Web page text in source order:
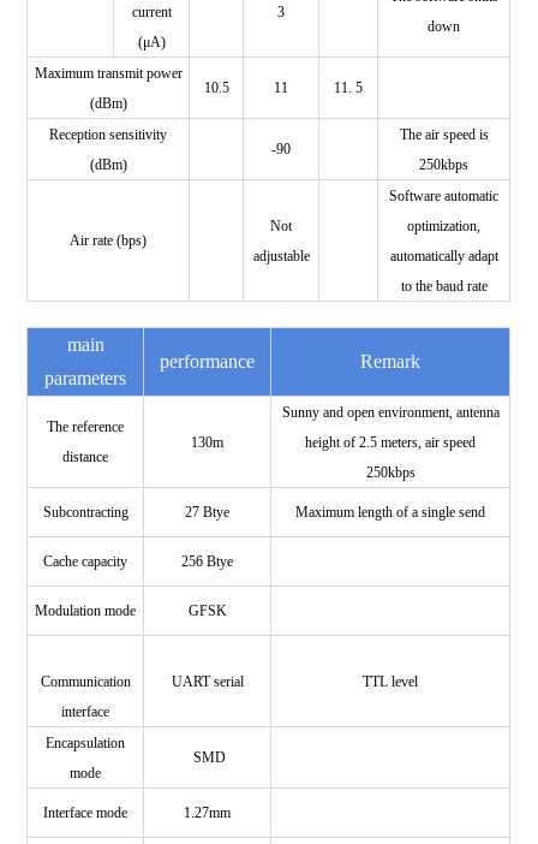
current
(μA)
3
down
Maximum transmit power
(dBm)
10.5 11 11. 5
Reception sensitivity
(dBm)
-90
The air speed is
250kbps
Air rate (bps)
Not
adjustable
Software automatic
optimization,
automatically adapt
to the baud rate
main
parameters
performance Remark
The reference
distance
130m
Sunny and open environment, antenna
height of 2.5 meters, air speed
250kbps
Subcontracting 27 Btye Maximum length of a single send
Cache capacity 256 Btye
Modulation mode GFSK
Communication
interface
UART serial TTL level
Encapsulation
mode
SMD
Interface mode 1.27mm